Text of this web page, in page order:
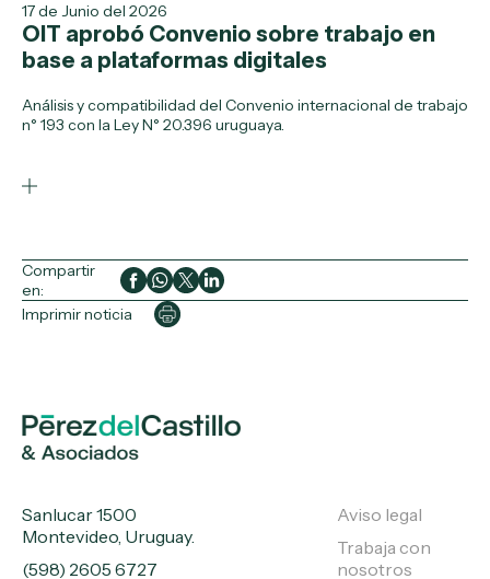
17 de Junio del 2026
OIT aprobó Convenio sobre trabajo en
base a plataformas digitales
Análisis y compatibilidad del Convenio internacional de trabajo
n° 193 con la Ley N° 20.396 uruguaya.
Compartir
en:
Imprimir noticia
Sanlucar 1500
Montevideo, Uruguay.
(598) 2605 6727
Aviso legal
Trabaja con
nosotros